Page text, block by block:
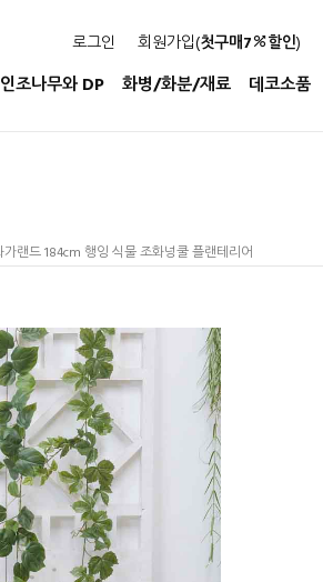
로그인 회원가입(첫구매7 할인)
인조나무와 DP 화병/화분/재료 데코소품
랜드 184cm 행잉 식물 조화넝쿨 플랜테리어